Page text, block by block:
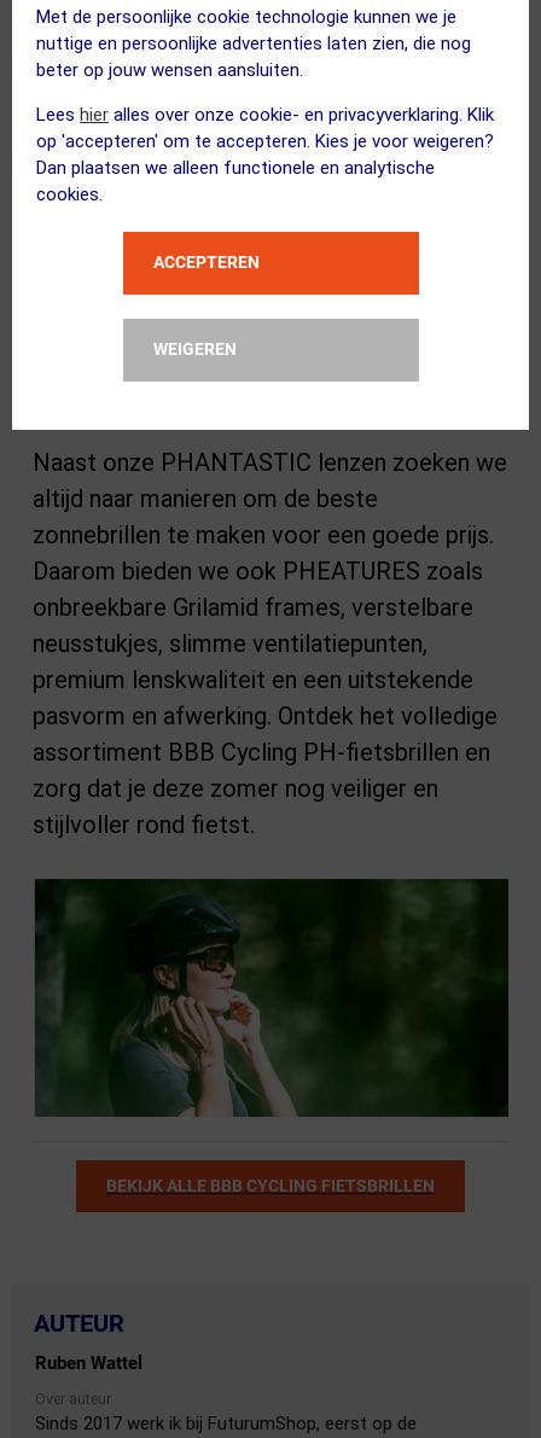
Met de persoonlijke cookie technologie kunnen we je
nuttige en persoonlijke advertenties laten zien, die nog
beter op jouw wensen aansluiten.
Lees hier alles over onze cookie- en privacyverklaring. Klik
op 'accepteren' om te accepteren. Kies je voor weigeren?
Dan plaatsen we alleen functionele en analytische
cookies.
ACCEPTEREN
WEIGEREN
Naast onze PHANTASTIC lenzen zoeken we
altijd naar manieren om de beste
zonnebrillen te maken voor een goede prijs.
Daarom bieden we ook PHEATURES zoals
onbreekbare Grilamid frames, verstelbare
neusstukjes, slimme ventilatiepunten,
premium lenskwaliteit en een uitstekende
pasvorm en afwerking. Ontdek het volledige
assortiment BBB Cycling PH-fietsbrillen en
zorg dat je deze zomer nog veiliger en
stijlvoller rond fietst.
BEKIJK ALLE BBB CYCLING FIETSBRILLEN
AUTEUR
Ruben Wattel
Over auteur
Sinds 2017 werk ik bij FuturumShop, eerst op de